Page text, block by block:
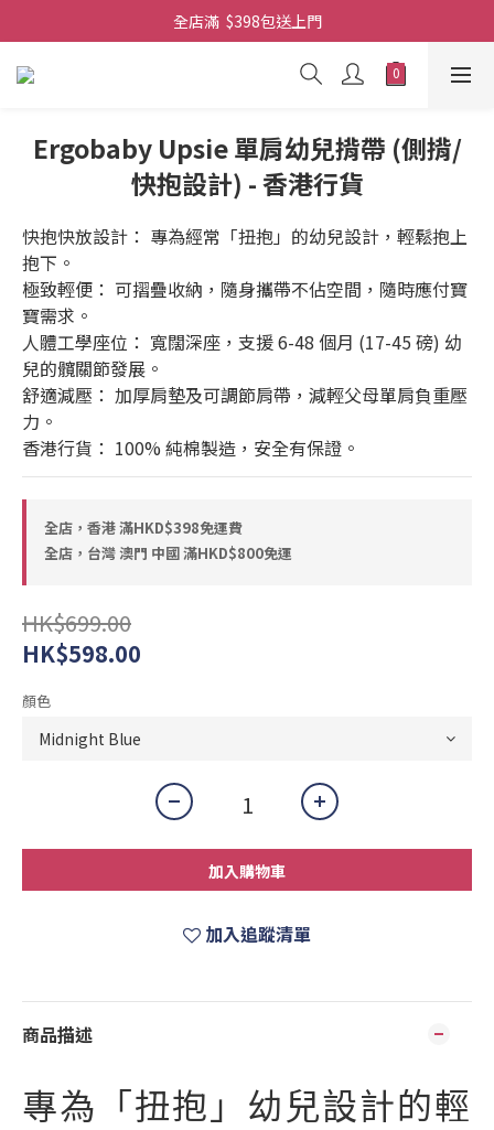
全店滿  $398包送上門
全店滿  $398包送上門
免費-簡單設計 禮卡 - 資料請在訂單上備注
Ergobaby Upsie 單肩幼兒揹帶 (側揹/
快抱設計) - 香港行貨
快抱快放設計： 專為經常「扭抱」的幼兒設計，輕鬆抱上
抱下。
極致輕便： 可摺疊收納，隨身攜帶不佔空間，隨時應付寶
寶需求。
人體工學座位： 寬闊深座，支援 6-48 個月 (17-45 磅) 幼
兒的髖關節發展。
舒適減壓： 加厚肩墊及可調節肩帶，減輕父母單肩負重壓
力。
香港行貨： 100% 純棉製造，安全有保證。
全店，香港 滿HKD$398免運費
全店，台灣 澳門 中國 滿HKD$800免運
HK$699.00
HK$598.00
顏色
加入購物車
加入追蹤清單
商品描述
專為「扭抱」幼兒設計的輕